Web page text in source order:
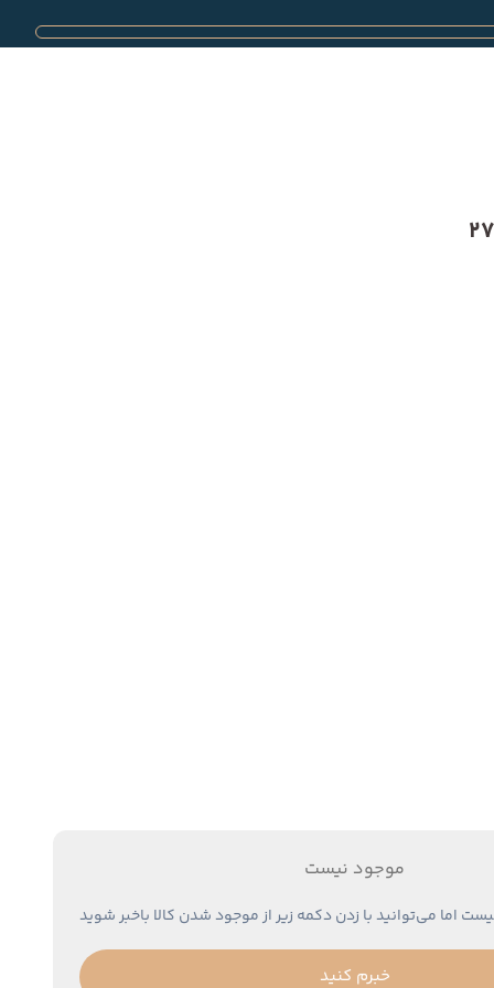
موجود نیست
اما می‌توانید با زدن دکمه زیر از موجود شدن کالا باخبر شوید
خبرم کنید